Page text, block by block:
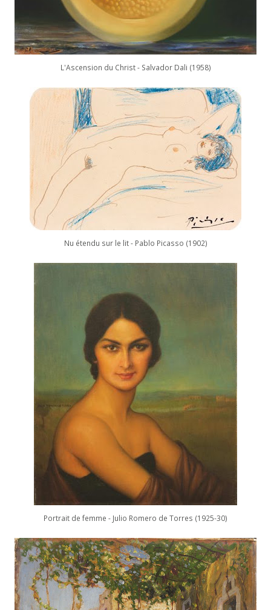
L'Ascension du Christ - Salvador Dali (1958)
Nu étendu sur le lit - Pablo Picasso (1902)
Portrait de femme - Julio Romero de Torres (1925-30)